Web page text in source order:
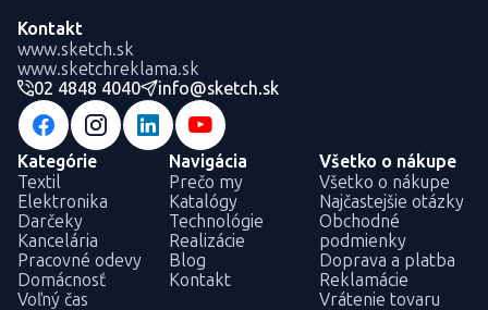
Kontakt
www.sketch.sk
www.sketchreklama.sk
02 4848 4040
info@sketch.sk
Kategórie
Textil
Elektronika
Darčeky
Kancelária
Pracovné odevy
Domácnosť
Voľný čas
Navigácia
Prečo my
Katalógy
Technológie
Realizácie
Blog
Kontakt
Všetko o nákupe
Všetko o nákupe
Najčastejšie otázky
Obchodné
podmienky
Doprava a platba
Reklamácie
Vrátenie tovaru